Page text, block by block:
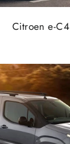
Citroen e-C4